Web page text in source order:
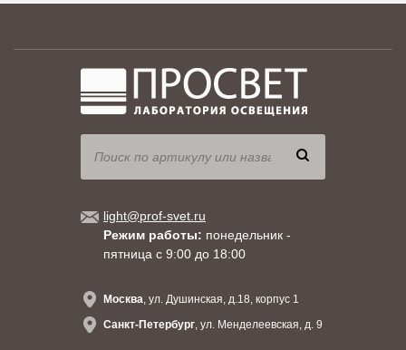
light@prof-svet.ru
Режим работы: понедельник -
пятница с 9:00 до 18:00
Москва, ул. Душинская, д.18, корпус 1
Санкт-Петербург, ул. Менделеевская, д. 9